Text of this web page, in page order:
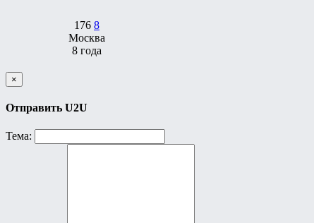
176 8
Москва
8 года
×
Отправить U2U
Тема: